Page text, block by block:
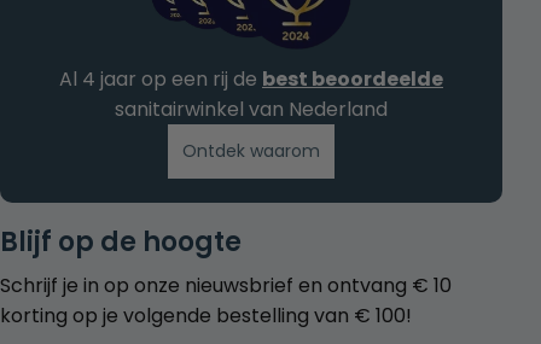
Blijf op de hoogte
Schrijf je in op onze nieuwsbrief en ontvang € 10
korting op je volgende bestelling van € 100!
Al 4 jaar op een rij de best beoordeelde
sanitairwinkel van Nederland
Ontdek waarom